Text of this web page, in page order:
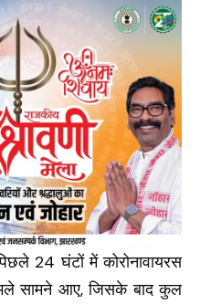
24 घंटों में कोरोनावायरस
सामने आए, जिसके बाद कुल